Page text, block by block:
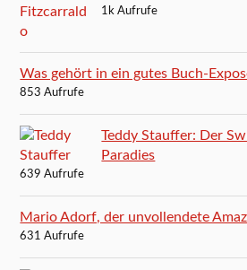
1k Aufrufe
Was gehört in ein gutes Buch-
853 Aufrufe
Teddy Stauffer: Der
Paradies
639 Aufrufe
Mario Adorf, der unvollendete
631 Aufrufe